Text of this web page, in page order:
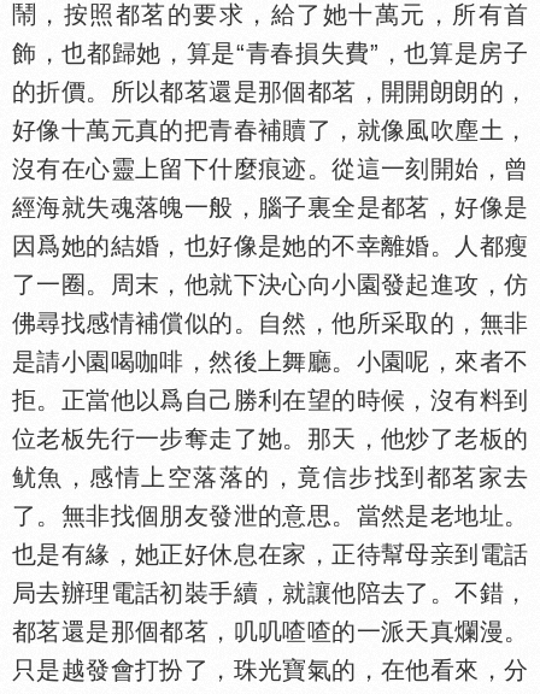
鬧，按照都茗的要求，給了她十萬元，所有首
飾，也都歸她，算是“青春損失費”，也算是房子
的折價。所以都茗還是那個都茗，開開朗朗的，
好像十萬元真的把青春補贖了，就像風吹塵土，
沒有在心靈上留下什麼痕迹。從這一刻開始，曾
經海就失魂落魄一般，腦子裏全是都茗，好像是
因爲她的結婚，也好像是她的不幸離婚。人都瘦
了一圈。周末，他就下決心向小園發起進攻，仿
佛尋找感情補償似的。自然，他所采取的，無非
是請小園喝咖啡，然後上舞廳。小園呢，來者不
拒。正當他以爲自己勝利在望的時候，沒有料到
位老板先行一步奪走了她。那天，他炒了老板的
鱿魚，感情上空落落的，竟信步找到都茗家去
了。無非找個朋友發泄的意思。當然是老地址。
也是有緣，她正好休息在家，正待幫母
到電話
局去辦理電話初裝手續，就讓他陪去了。不錯，
都茗還是那個都茗，叽叽喳喳的一派天真爛漫。
只是越發會打扮了，珠光寶氣的，在他看來，分